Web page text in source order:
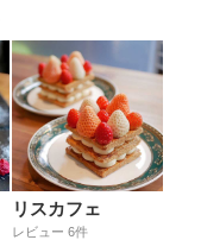
リスカフェ
レビュー 6件